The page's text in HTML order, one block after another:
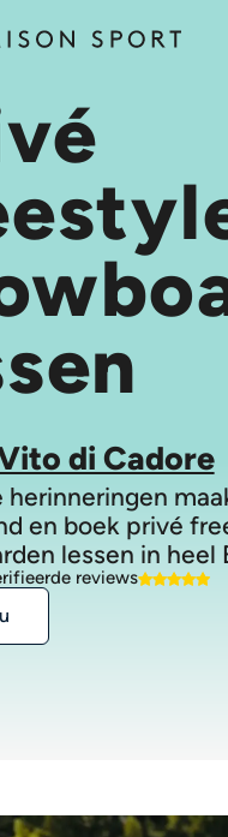
di Cadore
herinneringen
en boek privé
lessen in heel
reviews